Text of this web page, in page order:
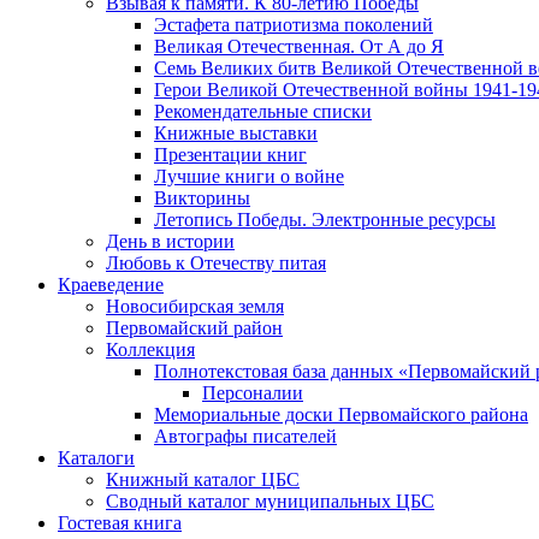
Эcтафета патриотизма поколений
Великая Отечественная. От А до Я
Семь Великих битв Великой Отечественной
Герои Великой Отечественной войны 1941-
Рекомендательные списки
Книжные выставки
Презентации книг
Лучшие книги о войне
Викторины
Летопись Победы. Электронные ресурсы
День в истории
Любовь к Отечеству питая
Краеведение
Новосибирская земля
Первомайский район
Коллекция
Полнотекстовая база данных «Первомайский
Персоналии
Мемориальные доски Первомайского района
Автографы писателей
Каталоги
Книжный каталог ЦБС
Сводный каталог муниципальных ЦБС
Гостевая книга